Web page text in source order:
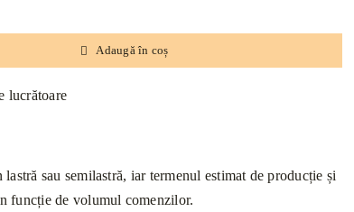
Adaugă în coș
lucrătoare
sau semilastră, iar termenul estimat de producție și
funcție de volumul comenzilor.